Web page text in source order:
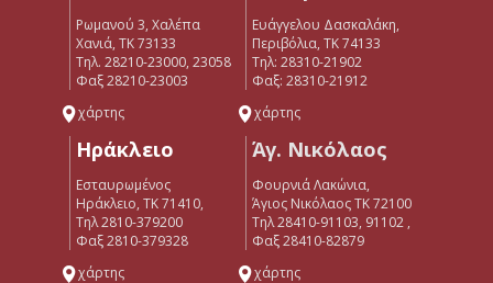
Ρωμανού 3, Χαλέπα
Χανιά, ΤΚ 73133
Τηλ. 28210-23000, 23058
Φαξ 28210-23003
χάρτης
Ευάγγελου Δασκαλάκη,
Περιβόλια, ΤΚ 74133
Tηλ: 28310-21902
Φαξ: 28310-21912
χάρτης
Ηράκλειο
Εσταυρωμένος
Ηράκλειο, ΤΚ 71410,
Τηλ 2810-379200
Φαξ 2810-379328
χάρτης
Άγ. Νικόλαος
Φουρνιά Λακώνια,
Άγιος Νικόλαος ΤΚ 72100
Τηλ 28410-91103, 91102 ,
Φαξ 28410-82879
χάρτης